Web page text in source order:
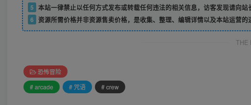
5 本站一律禁止以任何方式发布或转载任何违法的相关信息，访客发现请向站
6
资源所需价格并非资源售卖价格，是收集、整理、编辑详情以及本站运营的
THE
恐怖冒险
# arcade
# 咒语 # crew